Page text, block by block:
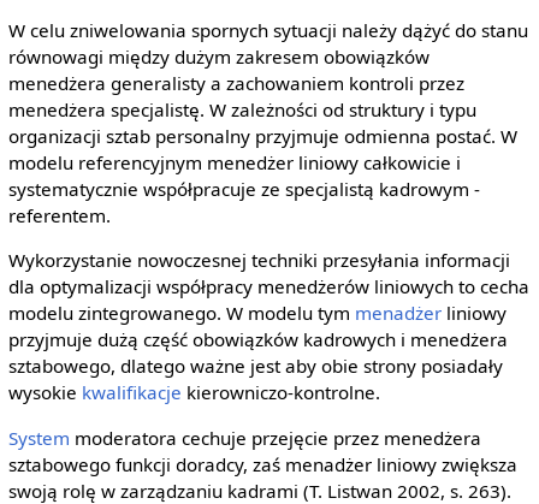
W celu zniwelowania spornych sytuacji należy dążyć do stanu
równowagi między dużym zakresem obowiązków
menedżera generalisty a zachowaniem kontroli przez
menedżera specjalistę. W zależności od struktury i typu
organizacji sztab personalny przyjmuje odmienna postać. W
modelu referencyjnym menedżer liniowy całkowicie i
systematycznie współpracuje ze specjalistą kadrowym -
referentem.
Wykorzystanie nowoczesnej techniki przesyłania informacji
dla optymalizacji współpracy menedżerów liniowych to cecha
modelu zintegrowanego. W modelu tym menadżerliniowy
przyjmuje dużą część obowiązków kadrowych i menedżera
sztabowego, dlatego ważne jest aby obie strony posiadały
wysokie kwalifikacje kierowniczo-kontrolne.
System moderatora cechuje przejęcie przez menedżera
sztabowego funkcji doradcy, zaś menadżer liniowy zwiększa
swoją rolę w zarządzaniu kadrami (T. Listwan 2002, s. 263).